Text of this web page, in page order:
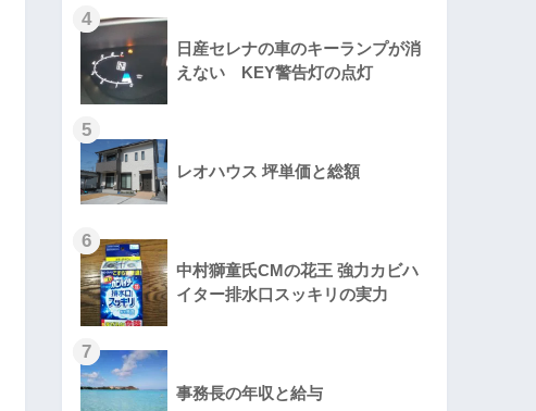
4
日産セレナの車のキーランプが消
えない KEY警告灯の点灯
5
レオハウス 坪単価と総額
6
中村獅童氏CMの花王 強力カビハ
イター排水口スッキリの実力
7
事務長の年収と給与